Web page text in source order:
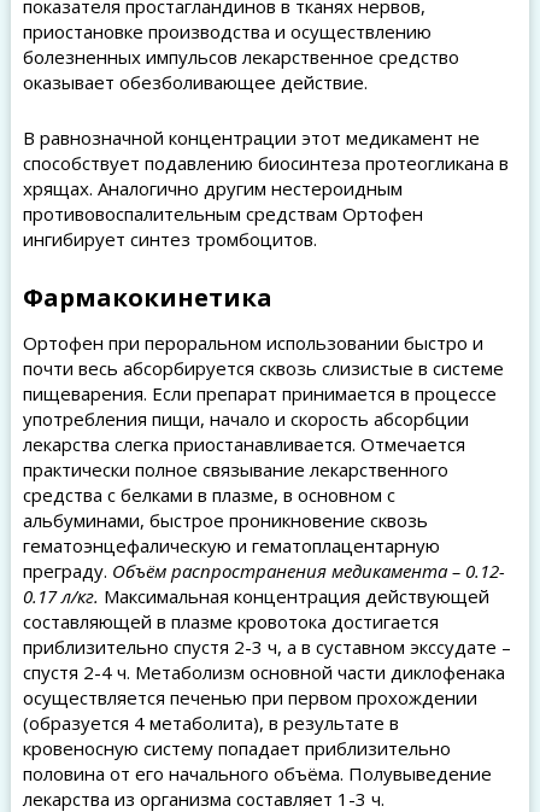
показателя простагландинов в тканях нервов,
приостановке производства и осуществлению
болезненных импульсов лекарственное средство
оказывает обезболивающее действие.
В равнозначной концентрации этот медикамент не
способствует подавлению биосинтеза протеогликана в
хрящах. Аналогично другим нестероидным
противовоспалительным средствам Ортофен
ингибирует синтез тромбоцитов.
Фармакокинетика
Ортофен при пероральном использовании быстро и
почти весь абсорбируется сквозь слизистые в системе
пищеварения. Если препарат принимается в процессе
употребления пищи, начало и скорость абсорбции
лекарства слегка приостанавливается. Отмечается
практически полное связывание лекарственного
средства с белками в плазме, в основном с
альбуминами, быстрое проникновение сквозь
гематоэнцефалическую и гематоплацентарную
преграду. Объём распространения медикамента – 0.12-
0.17 л/кг. Максимальная концентрация действующей
составляющей в плазме кровотока достигается
приблизительно спустя 2-3 ч, а в суставном экссудате –
спустя 2-4 ч. Метаболизм основной части диклофенака
осуществляется печенью при первом прохождении
(образуется 4 метаболита), в результате в
кровеносную систему попадает приблизительно
половина от его начального объёма. Полувыведение
лекарства из организма составляет 1-3 ч.